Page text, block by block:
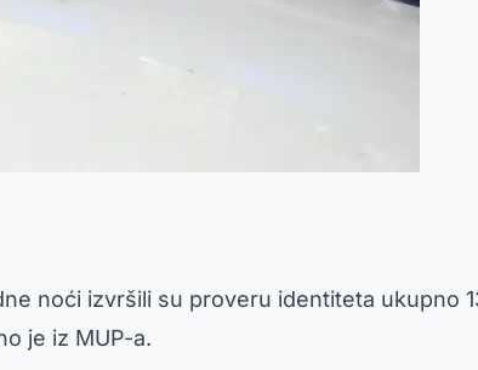
noći izvršili su proveru identiteta ukupno
je iz MUP-a.